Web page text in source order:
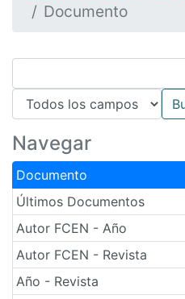
Documento
Navegar
Documento
Últimos Documentos
Autor FCEN - Año
Autor FCEN - Revista
Año - Revista